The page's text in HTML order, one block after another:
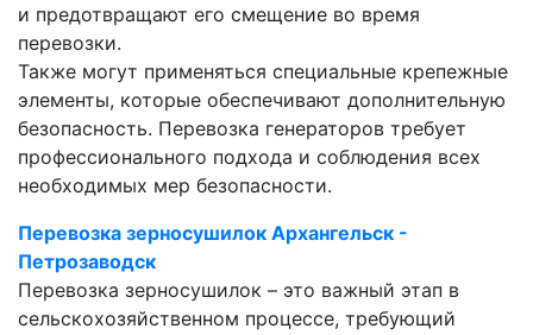
и предотвращают его смещение во время
перевозки.
Также могут применяться специальные крепежные
элементы, которые обеспечивают дополнительную
безопасность. Перевозка генераторов требует
профессионального подхода и соблюдения всех
необходимых мер безопасности.
Перевозка зерносушилок Архангельск -
Петрозаводск
Перевозка зерносушилок – это важный этап в
сельскохозяйственном процессе, требующий